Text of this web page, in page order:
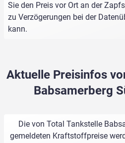
Sie den Preis vor Ort an der
zu Verzögerungen bei der
kann.
Aktuelle Preisinfos
Babsamerberg
Die von Total Tankstelle
gemeldeten Kraftstoffpreise